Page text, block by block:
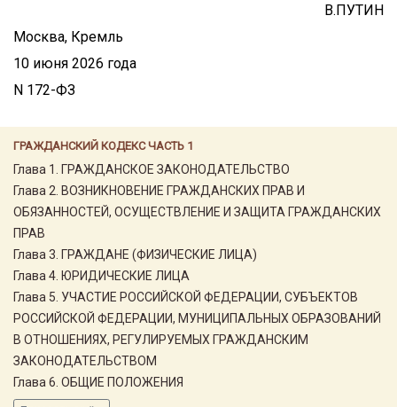
ГРАЖДАНСКИЙ КОДЕКС ЧАСТЬ 1
Глава 1. ГРАЖДАНСКОЕ ЗАКОНОДАТЕЛЬСТВО
Глава 2. ВОЗНИКНОВЕНИЕ ГРАЖДАНСКИХ ПРАВ И
ОБЯЗАННОСТЕЙ, ОСУЩЕСТВЛЕНИЕ И ЗАЩИТА ГРАЖДАНСКИХ
ПРАВ
Глава 3. ГРАЖДАНЕ (ФИЗИЧЕСКИЕ ЛИЦА)
Глава 4. ЮРИДИЧЕСКИЕ ЛИЦА
Глава 5. УЧАСТИЕ РОССИЙСКОЙ ФЕДЕРАЦИИ, СУБЪЕКТОВ
РОССИЙСКОЙ ФЕДЕРАЦИИ, МУНИЦИПАЛЬНЫХ ОБРАЗОВАНИЙ
В ОТНОШЕНИЯХ, РЕГУЛИРУЕМЫХ ГРАЖДАНСКИМ
ЗАКОНОДАТЕЛЬСТВОМ
Глава 6. ОБЩИЕ ПОЛОЖЕНИЯ
В.ПУТИН
Москва, Кремль
10 июня 2026 года
N 172-ФЗ